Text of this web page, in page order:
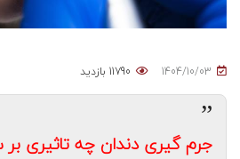
”
جرم گیری دندان چه تاثیری بر